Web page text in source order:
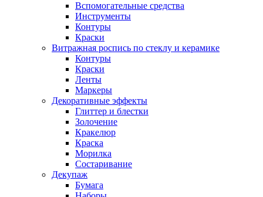
Вспомогательные средства
Инструменты
Контуры
Краски
Витражная роспись по стеклу и керамике
Контуры
Краски
Ленты
Маркеры
Декоративные эффекты
Глиттер и блестки
Золочение
Кракелюр
Краска
Морилка
Состаривание
Декупаж
Бумага